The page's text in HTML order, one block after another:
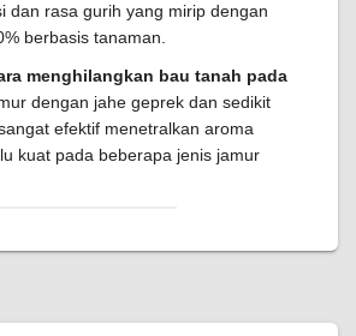
dan rasa gurih yang mirip dengan
berbasis tanaman.
menghilangkan bau tanah pada
dengan jahe geprek dan sedikit
efektif menetralkan aroma
kuat pada beberapa jenis jamur